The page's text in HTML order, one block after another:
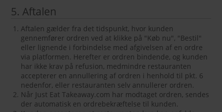
5. Aftalen
Aftalen gælder fra det tidspunkt, hvor kunden
gennemfører ordren ved at klikke på "Køb nu", "Bestil"
eller lignende i forbindelse med afgivelsen af en ordre
via platformen. Herefter er ordren bindende, og kunden
har ikke krav på refusion, medmindre restauranten
accepterer en annullering af ordren i henhold til pkt. 6
nedenfor, eller restauranten selv annullerer ordren.
Når Just Eat Takeaway.com har modtaget ordren, sendes
der automatisk en ordrebekræftelse til kunden.